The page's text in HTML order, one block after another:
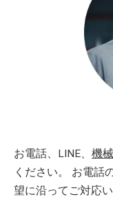
お電話、LINE、 機
ください。 お電話
望に沿ってご対応い